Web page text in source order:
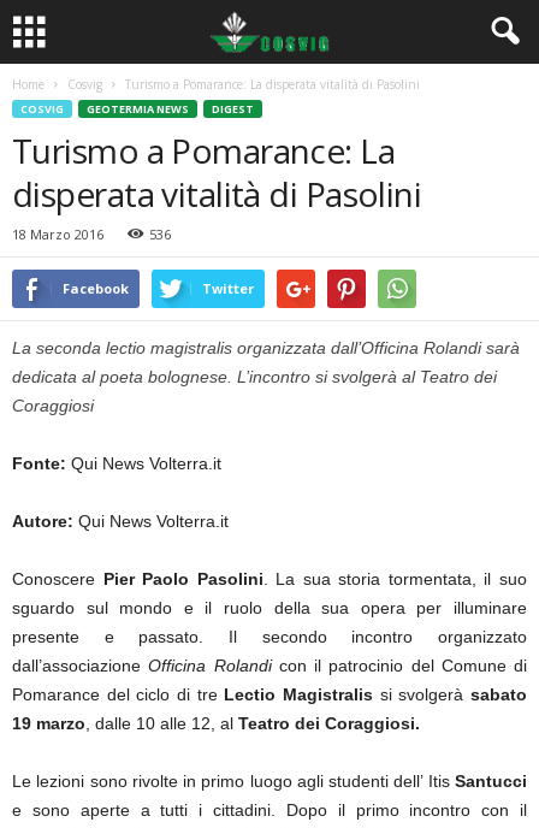
Home Cosvig Turismo a Pomarance: La disperata vitalità di Pasolini
COSVIG GEOTERMIA NEWS DIGEST
Turismo a Pomarance: La
disperata vitalità di Pasolini
18 Marzo 2016 536
Facebook Twitter
La seconda lectio magistralis organizzata dall’Officina Rolandi sarà
dedicata al poeta bolognese. L’incontro si svolgerà al Teatro dei
Coraggiosi
Fonte: Qui News Volterra.it
Autore: Qui News Volterra.it
Conoscere Pier Paolo Pasolini . La sua storia tormentata, il suo
sguardo sul mondo e il ruolo della sua opera per illuminare
presente e passato. Il secondo incontro organizzato
dall’associazioneOfficina Rolandicon il patrocinio del Comune di
Pomarance del ciclo di tre Lectio Magistralis si svolgeràsabato
19 marzo , dalle 10 alle 12, al Teatro dei Coraggiosi.
Le lezioni sono rivolte in primo luogo agli studenti dell’ Itis Santucci
e sono aperte a tutti i cittadini. Dopo il primo incontro con il